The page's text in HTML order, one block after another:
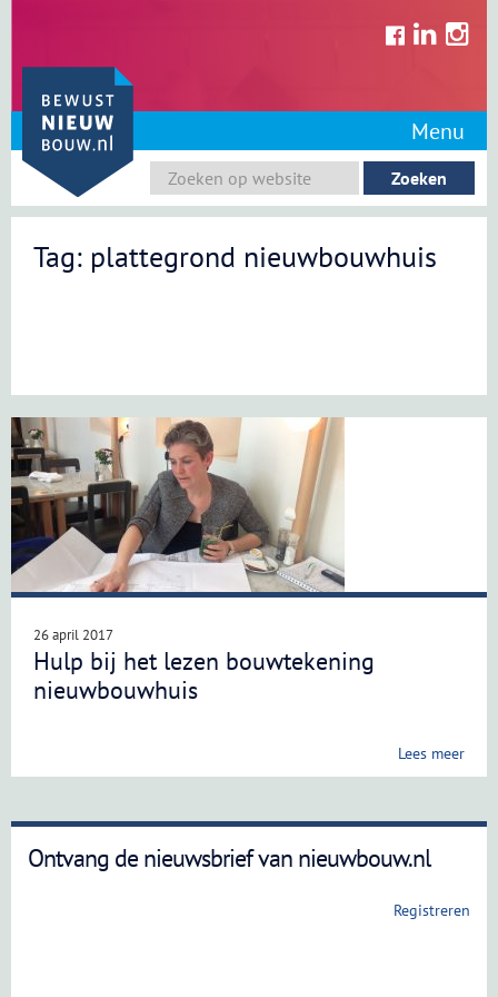
content
Menu
Tag: plattegrond nieuwbouwhuis
26 april 2017
Hulp bij het lezen bouwtekening
nieuwbouwhuis
Lees meer
Ontvang de nieuwsbrief van nieuwbouw.nl
Registreren